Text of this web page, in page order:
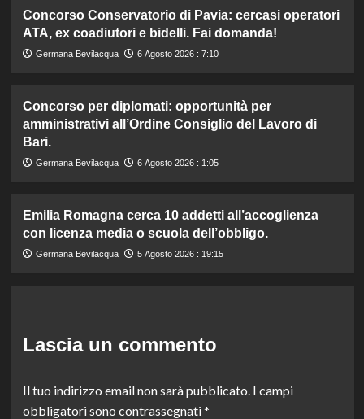
Concorso Conservatorio di Pavia: cercasi operatori
ATA, ex coadiutori e bidelli. Fai domanda!
Germana Bevilacqua 6 Agosto 2026 : 7:10
Concorso per diplomati: opportunità per
amministrativi all’Ordine Consiglio del Lavoro di
Bari.
Germana Bevilacqua 6 Agosto 2026 : 1:05
Emilia Romagna cerca 10 addetti all’accoglienza
con licenza media o scuola dell’obbligo.
Germana Bevilacqua 5 Agosto 2026 : 19:15
Lascia un commento
Il tuo indirizzo email non sarà pubblicato. I campi
obbligatori sono contrassegnati*